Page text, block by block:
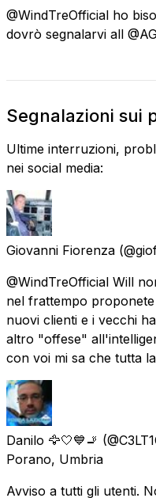
@WindTreOfficial ho
dovrò segnalarvi all
Segnalazioni sui
Ultime interruzioni,
nei social media:
Giovanni Fiorenza
@WindTreOfficial Will
nel frattempo
nuovi clienti e i vecchi
altro "offese"
con voi mi sa che tutta
Danilo 🦅🤍💙🚬
Porano, Umbria
Avviso a tutti gli utenti.